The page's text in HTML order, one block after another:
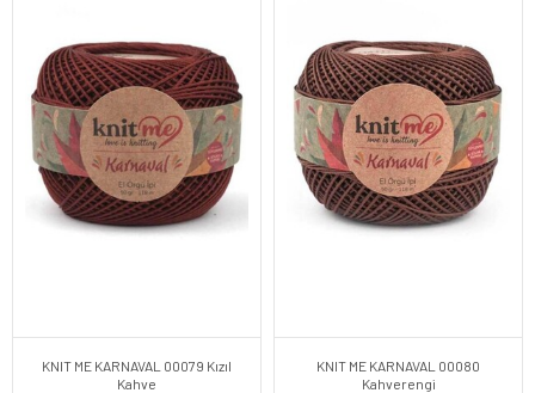
KNIT ME KARNAVAL 00079 Kızıl
Kahve
KNIT ME KARNAVAL 00080
Kahverengi